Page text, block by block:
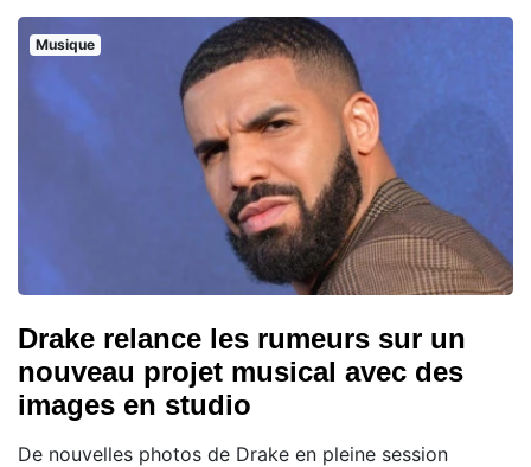
Musique
Drake relance les rumeurs sur un
nouveau projet musical avec des
images en studio
De nouvelles photos de Drake en pleine session